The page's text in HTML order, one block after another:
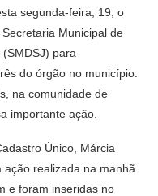
segunda-feira, 19, o
Municipal de
para
do órgão no município.
na comunidade de
importante ação.
Único, Márcia
realizada na manhã
e foram inseridas no